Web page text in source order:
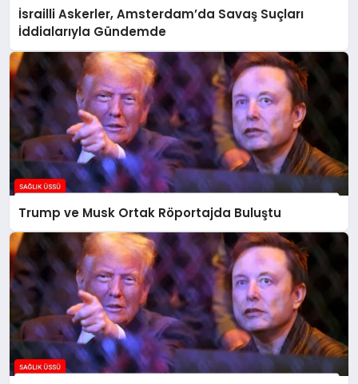
İsrailli Askerler, Amsterdam’da Savaş Suçları
İddialarıyla Gündemde
Trump ve Musk Ortak Röportajda Buluştu